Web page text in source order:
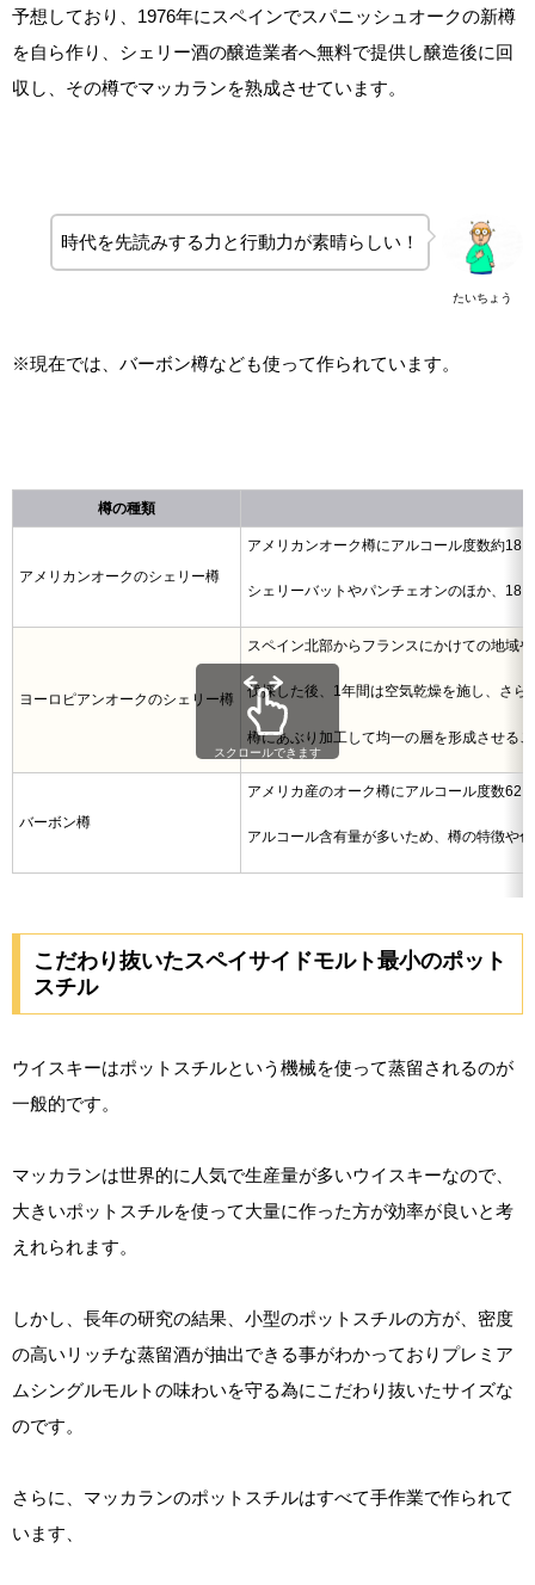
予想しており、1976年にスペインでスパニッシュオークの新樽
を自ら作り、シェリー酒の醸造業者へ無料で提供し醸造後に回
収し、その樽でマッカランを熟成させています。
たいちょう
時代を先読みする力と行動力が素晴らしい！
※現在では、バーボン樽なども使って作られています。
樽の種類
アメリカンオークのシェリー樽
アメリカンオーク樽にアルコール度数約18
シェリーバットやパンチェオンのほか、18
ヨーロピアンオークのシェリー樽
スペイン北部からフランスにかけての地域
伐採した後、1年間は空気乾燥を施し、さ
樽にあぶり加工して均一の層を形成させる
バーボン樽
アメリカ産のオーク樽にアルコール度数
アルコール含有量が多いため、樽の特徴や
スクロールできます
こだわり抜いたスペイサイドモルト最小のポット
スチル
ウイスキーはポットスチルという機械を使って蒸留されるのが
一般的です。
マッカランは世界的に人気で生産量が多いウイスキーなので、
大きいポットスチルを使って大量に作った方が効率が良いと考
えれられます。
しかし、長年の研究の結果、小型のポットスチルの方が、密度
の高いリッチな蒸留酒が抽出できる事がわかっておりプレミア
ムシングルモルトの味わいを守る為にこだわり抜いたサイズな
のです。
さらに、マッカランのポットスチルはすべて手作業で作られて
います、